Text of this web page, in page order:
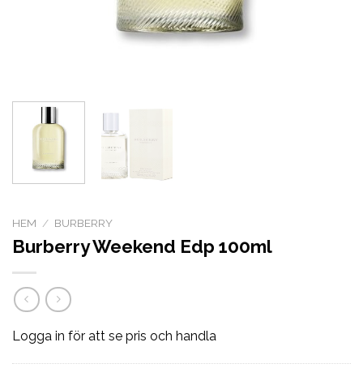
HEM / BURBERRY
Burberry Weekend Edp 100ml
Logga in för att se pris och handla